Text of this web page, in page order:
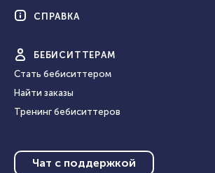
СПРАВКА
БЕБИ СИТТЕРАМ
Стать бебиситтером
Найти заказы
Тренинг бебиситтеров
Чат с поддержкой